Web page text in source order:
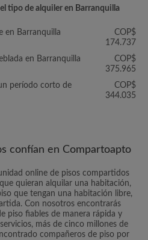
tipo de alquiler en Barranquilla
en Barranquilla
COP$
174.737
en Barranquilla
COP$
375.965
período corto de
COP$
344.035
confían en Compartoapto
online de pisos compartidos
quieran alquilar una habitación,
que tengan una habitación libre,
Con nosotros encontrarás
piso fiables de manera rápida y
más de cinco millones de
compañeros de piso por